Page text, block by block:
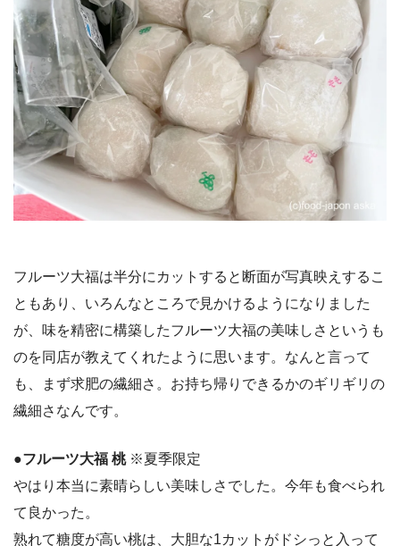
フルーツ大福は半分にカットすると断面が写真映えするこ
ともあり、いろんなところで見かけるようになりました
が、味を精密に構築したフルーツ大福の美味しさというも
のを同店が教えてくれたように思います。なんと言って
も、まず求肥の繊細さ。お持ち帰りできるかのギリギリの
繊細さなんです。
●フルーツ大福 桃 ※夏季限定
やはり本当に素晴らしい美味しさでした。今年も食べられ
て良かった。
熟れて糖度が高い桃は、大胆な1カットがドシっと入って